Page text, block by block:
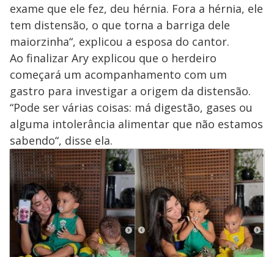
exame que ele fez, deu hérnia. Fora a hérnia, ele
tem distensão, o que torna a barriga dele
maiorzinha“, explicou a esposa do cantor.
Ao finalizar Ary explicou que o herdeiro
começará um acompanhamento com um
gastro para investigar a origem da distensão.
“Pode ser várias coisas: má digestão, gases ou
alguma intolerância alimentar que não estamos
sabendo“, disse ela.